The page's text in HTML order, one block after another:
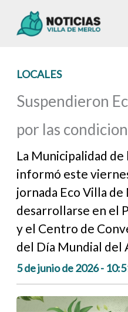
LOCALES
Suspendieron
por las
La Municipalidad
informó este
jornada Eco Villa de
desarrollarse en el
y el Centro de
del Día Mundial del
5 de junio de 2026 -